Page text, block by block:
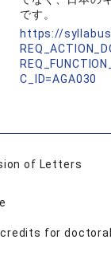
です。
https://
C_ID=AGA030
of Letters
for